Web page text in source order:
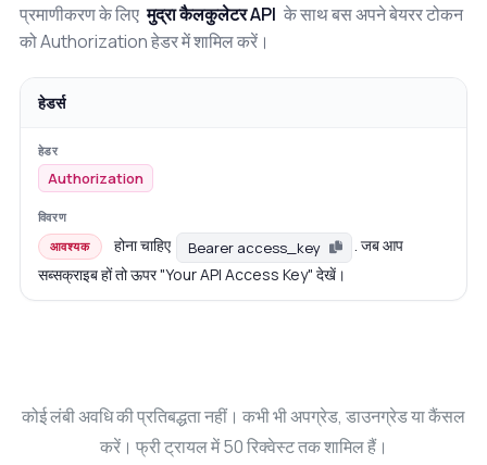
प्रमाणीकरण के लिए मुद्रा कैलकुलेटर API के साथ बस अपने बेयरर टोकन
को Authorization हेडर में शामिल करें।
हेडर्स
Authorization
आवश्यक होना चाहिए Bearer access_key
. जब आप
सब्सक्राइब हों तो ऊपर "Your API Access Key" देखें।
कोई लंबी अवधि की प्रतिबद्धता नहीं। कभी भी अपग्रेड, डाउनग्रेड या कैंसल
करें। फ्री ट्रायल में 50 रिक्वेस्ट तक शामिल हैं।